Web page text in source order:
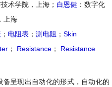
术学院，上海； 白恩健 ：数字化
上海
； 电阻表 ； 测电阻 ； Skin
； Resistance ；
Resistance
呈现出自动化的形式，自动化的